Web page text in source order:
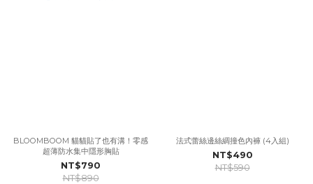
BLOOMBOOM 貓貓貼了也有溝！零感
超薄防水集中隱形胸貼
NT$790
NT$890
法式蕾絲邊絲綢撞色內褲 (4入組)
NT$490
NT$590